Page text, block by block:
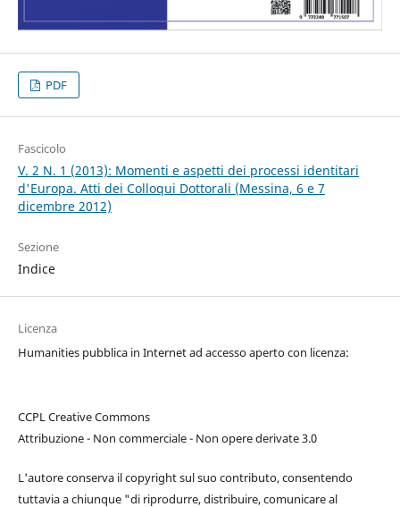
PDF
Fascicolo
V. 2 N. 1 (2013): Momenti e aspetti dei processi identitari
d'Europa. Atti dei Colloqui Dottorali (Messina, 6 e 7
dicembre 2012)
Sezione
Indice
Licenza
Humanities pubblica in Internet ad accesso aperto con licenza:
CCPL Creative Commons
Attribuzione - Non commerciale - Non opere derivate 3.0
L'autore conserva il copyright sul suo contributo, consentendo
tuttavia a chiunque "di riprodurre, distribuire, comunicare al